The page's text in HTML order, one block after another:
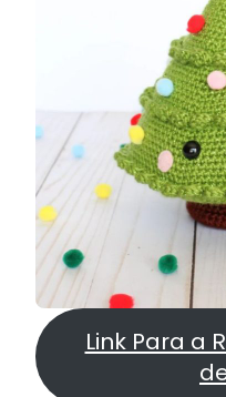
Link Para a